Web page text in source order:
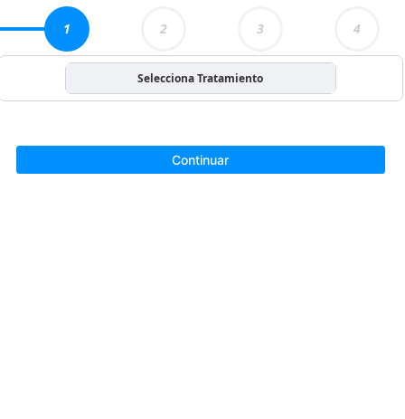
1 2 3 4
Selecciona Tratamiento
Continuar